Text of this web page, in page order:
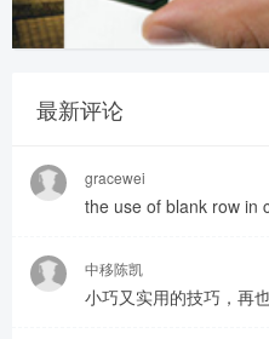
最新评论
gracewei
the use of blank row in
中移陈凯
小巧又实用的技巧，再